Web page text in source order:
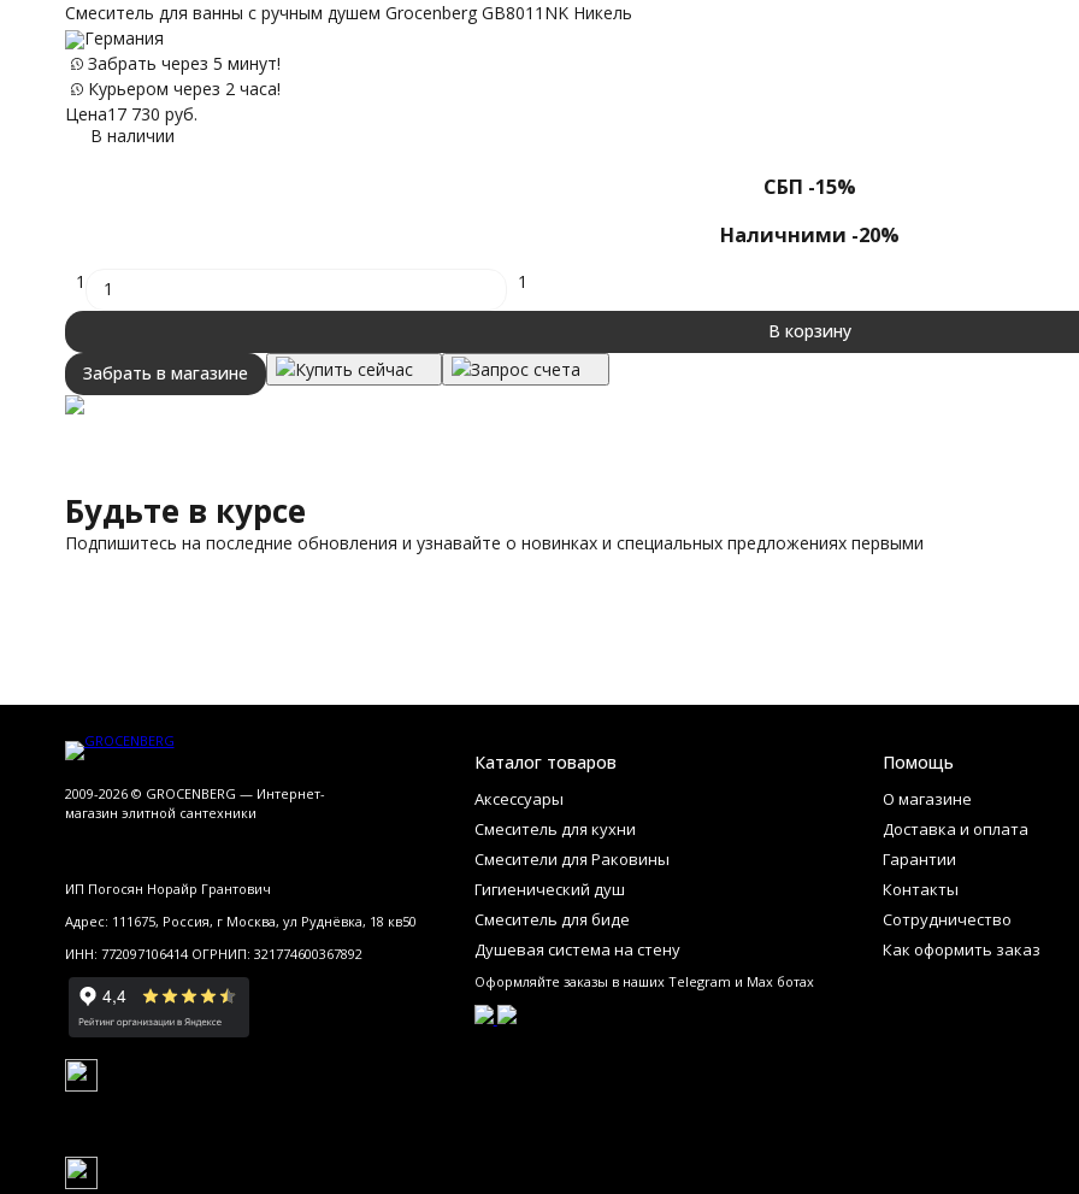
Смеситель для ванны с ручным душем Grocenberg GB8011NK Никель
Германия
Забрать через 5 минут!
Курьером через 2 часа!
Цена17 730 руб.
В наличии
СБП -15%
Наличними -20%
1 1
В корзину
Забрать в магазине
Купить сейчас Запрос счета
Будьте в курсе
Подпишитесь на последние обновления и узнавайте о новинках и специальных предложениях первыми
2009-2026 © GROCENBERG — Интернет-
магазин элитной сантехники
ИП Погосян Норайр Грантович
Адрес: 111675, Россия, г Москва, ул Руднёвка, 18 кв50
ИНН: 772097106414 ОГРНИП: 321774600367892
Каталог товаров
Аксессуары
Смеситель для кухни
Смесители для Раковины
Гигиенический душ
Смеситель для биде
Душевая система на стену
Помощь
О магазине
Доставка и оплата
Гарантии
Контакты
Сотрудничество
Как оформить заказ
Оформляйте заказы в наших Telegram и Max ботах